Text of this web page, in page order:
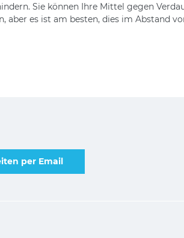
Sie können Ihre Mittel gegen
es ist am besten, dies im Abstand
per Email